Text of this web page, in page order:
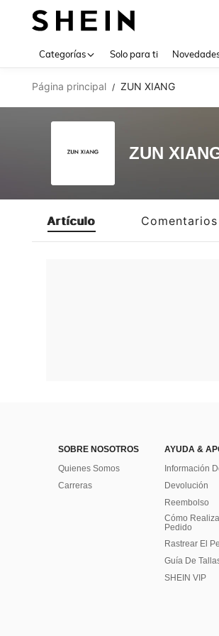
Categorías Solo para ti
Página principal / ZUN XIANG
ZUN
Artículo Comentarios
SOBRE NOSOTROS
Quienes Somos
Carreras
AYUDA &
Información
Devolución
Reembolso
Cómo
Pedido
Rastrear El
Guía De
SHEIN VIP